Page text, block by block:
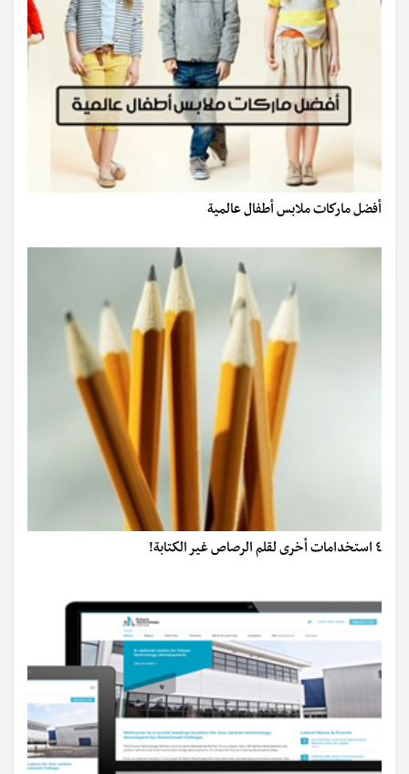
أفضل ماركات ملابس أطفال عالمية
٤ استخدامات أخرى لقلم الرصاص غير الكتابة!